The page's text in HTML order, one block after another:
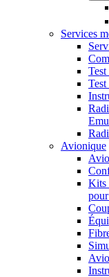
Services
Avionique
Kits